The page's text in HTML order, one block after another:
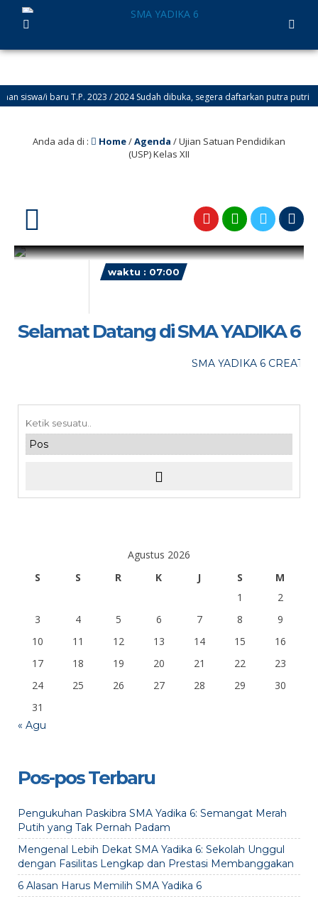
siswa/i baru T.P. 2023 / 2024 Sudah dibuka, segera daftarkan putra putri
Anda ada di : Home/Agenda /Ujian Satuan Pendidikan
(USP) Kelas XII
waktu : 07:00
maaf, acara telah lewat
Selamat Datang di SMA YADIKA 6
SMA YADIKA 6
Agustus 2026
S
S R K J S
M
1
2
3
4 5 6 7 8
9
10
11 12 13 14 15
16
17
18 19 20 21 22
23
24
25 26 27 28 29
30
31
« Agu
Pos-pos Terbaru
Pengukuhan Paskibra SMA Yadika 6: Semangat Merah
Putih yang Tak Pernah Padam
Mengenal Lebih Dekat SMA Yadika 6: Sekolah Unggul
dengan Fasilitas Lengkap dan Prestasi Membanggakan
6 Alasan Harus Memilih SMA Yadika 6